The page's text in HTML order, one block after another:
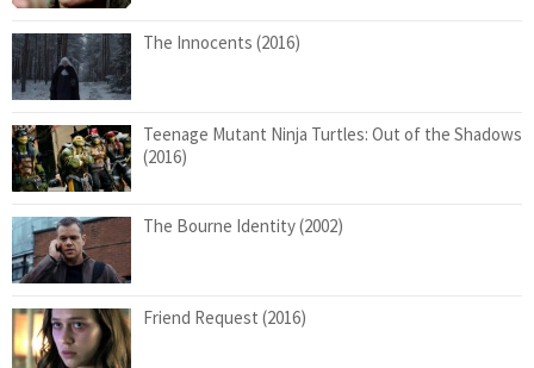
The Innocents (2016)
Teenage Mutant Ninja Turtles: Out of the Shadows
(2016)
The Bourne Identity (2002)
Friend Request (2016)